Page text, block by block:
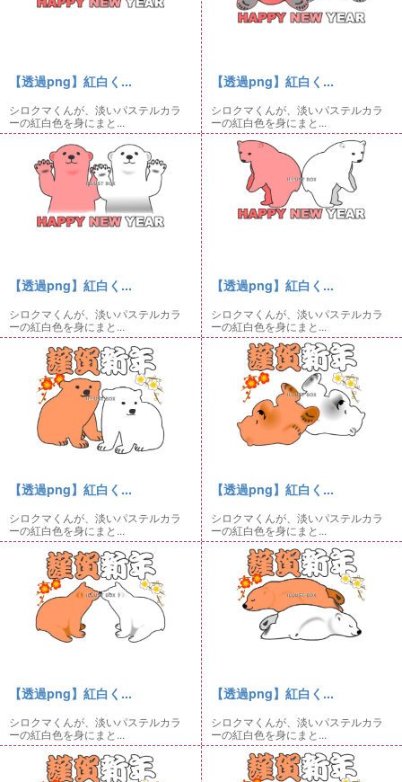
【透過png】紅白く...
シロクマくんが、淡いパステルカラ
ーの紅白色を身にまと...
【透過png】紅白く...
シロクマくんが、淡いパステルカラ
ーの紅白色を身にまと...
【透過png】紅白く...
シロクマくんが、淡いパステルカラ
ーの紅白色を身にまと...
【透過png】紅白く...
シロクマくんが、淡いパステルカラ
ーの紅白色を身にまと...
【透過png】紅白く...
シロクマくんが、淡いパステルカラ
ーの紅白色を身にまと...
【透過png】紅白く...
シロクマくんが、淡いパステルカラ
ーの紅白色を身にまと...
【透過png】紅白く...
シロクマくんが、淡いパステルカラ
ーの紅白色を身にまと...
【透過png】紅白く...
シロクマくんが、淡いパステルカラ
ーの紅白色を身にまと...